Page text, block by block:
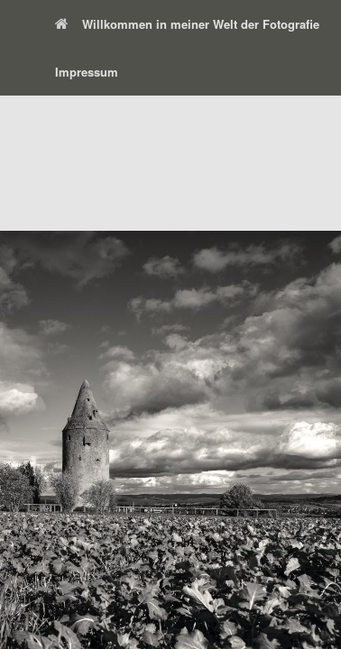
Willkommen in meiner Welt der Fotografie
Impressum